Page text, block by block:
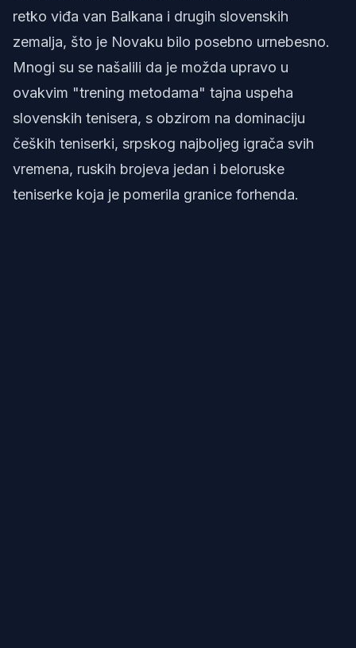
retko viđa van Balkana i drugih slovenskih
zemalja, što je Novaku bilo posebno urnebesno.
Mnogi su se našalili da je možda upravo u
ovakvim "trening metodama" tajna uspeha
slovenskih tenisera, s obzirom na dominaciju
čeških teniserki, srpskog najboljeg igrača svih
vremena, ruskih brojeva jedan i beloruske
teniserke koja je pomerila granice forhenda.